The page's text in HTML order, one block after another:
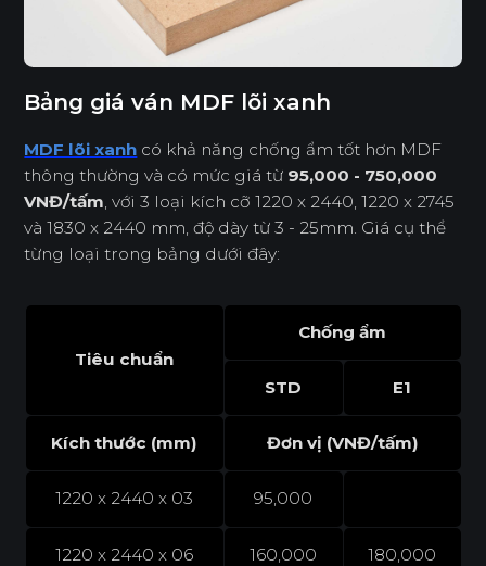
Bảng giá ván MDF lõi xanh
MDF lõi xanh có khả năng chống ẩm tốt hơn MDF
thông thường và có mức giá từ 95,000 - 750,000
VNĐ/tấm , với 3 loại kích cỡ 1220 x 2440, 1220 x 2745
và 1830 x 2440 mm, độ dày từ 3 - 25mm. Giá cụ thể
từng loại trong bảng dưới đây:
Tiêu chuẩn
Chống ẩm
STD E1
Kích thước (mm) Đơn vị (VNĐ/tấm)
1220 x 2440 x 03 95,000
1220 x 2440 x 06 160,000 180,000